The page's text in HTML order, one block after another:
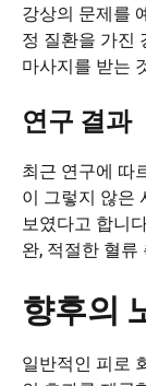
강상의 문제를
정 질환을 가진
마사지를 받는
연구 결과
최근 연구에 따
이 그렇지 않은
보였다고 합니
완, 적절한 혈
향후의
일반적인 피로